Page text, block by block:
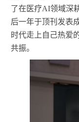
了在医疗AI领域深
后一年于顶刊发表
时代走上自己热爱
共振。